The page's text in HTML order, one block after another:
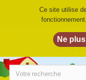
LA
Ce site utilise